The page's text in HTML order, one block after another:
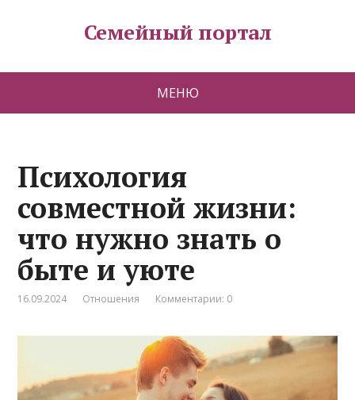
Семейный портал
МЕНЮ
Психология
совместной жизни:
что нужно знать о
быте и уюте
16.09.2024 Отношения Комментарии: 0